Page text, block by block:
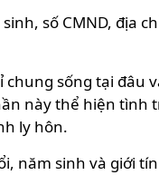
số CMND, địa
sống tại đâu
này thể hiện
ly hôn.
năm sinh và giới